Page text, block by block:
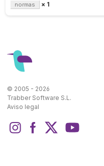
normas × 1
© 2005 - 2026
Trabber Software S.L.
Aviso legal